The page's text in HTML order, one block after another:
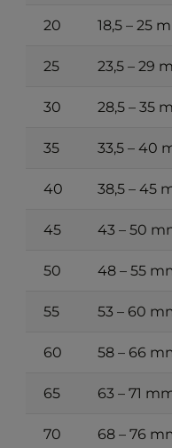
20 18,5 – 25
25 23,5 – 29
30 28,5 – 35
35 33,5 – 40
40 38,5 – 45
45 43 – 50
50 48 – 55
55 53 – 60
60 58 – 66
65 63 – 71
70 68 – 76